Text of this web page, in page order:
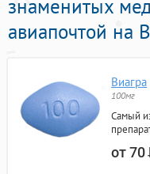
знаменитых
авиапочтой на
Виагра
100мг
Самый
от 70